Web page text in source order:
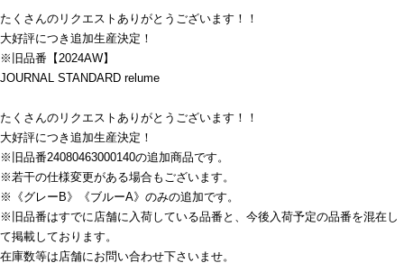
たくさんのリクエストありがとうございます！！
大好評につき追加生産決定！
※旧品番【2024AW】
JOURNAL STANDARD relume
たくさんのリクエストありがとうございます！！
大好評につき追加生産決定！
※旧品番24080463000140の追加商品です。
※若干の仕様変更がある場合もございます。
※《グレーB》《ブルーA》のみの追加です。
※旧品番はすでに店舗に入荷している品番と、今後入荷予定の品番を混在し
て掲載しております。
在庫数等は店舗にお問い合わせ下さいませ。